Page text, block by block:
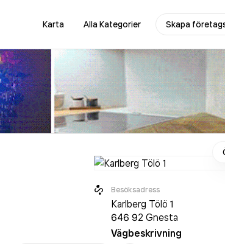
Karta Alla Kategorier Skapa
Besöksadress
Karlberg Tölö 1
646 92 Gnesta
Vägbeskrivning